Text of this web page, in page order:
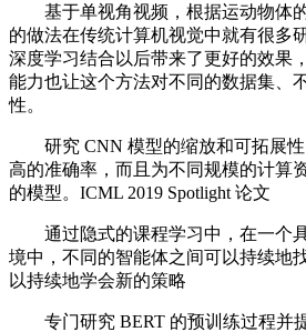
基于单视角视频，根据运动物体
的做法在传统计算机视觉中就有很多
深度学习结合以后带来了更好的效果
能力也让这个方法对不同的数据集、
性。
研究 CNN 模型的缩放和可拓展性
高的准确率，而且为不同规模的计算
的模型。ICML 2019 Spotlight 论文
通过隐式的课程学习中，在一个
境中，不同的智能体之间可以持续地
以持续地学会新的策略
专门研究 BERT 的预训练过程并